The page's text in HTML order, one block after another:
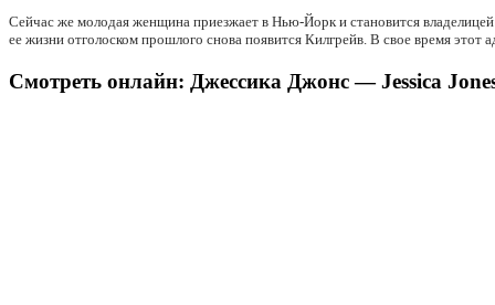
Сейчас же молодая женщина приезжает в Нью-Йорк и становится
ее жизни отголоском прошлого снова появится Килгрейв. В свое время этот
Смотреть онлайн: Джессика Джонс — Jessica